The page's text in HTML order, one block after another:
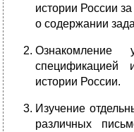
истории России
о содержании
Ознакомление
истории России.
Изучение
различных